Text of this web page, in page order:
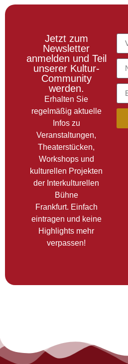
Jetzt zum
Newsletter
anmelden und Teil
unserer Kultur-
Community
werden.
Erhalten Sie
regelmäßig aktuelle
Infos zu
Veranstaltungen,
Theaterstücken,
Workshops und
kulturellen Projekten
der Interkulturellen
Bühne
Frankfurt. Einfach
eintragen und keine
Highlights mehr
verpassen!